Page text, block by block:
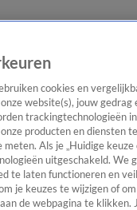
cookies en
website(s), jouw gedrag
trackingtechnologieën
producten en diensten
Als je „Huidige
uitgeschakeld. We
te laten functioneren en
je keuzes te wijzigen of
de webpagina te klikken.